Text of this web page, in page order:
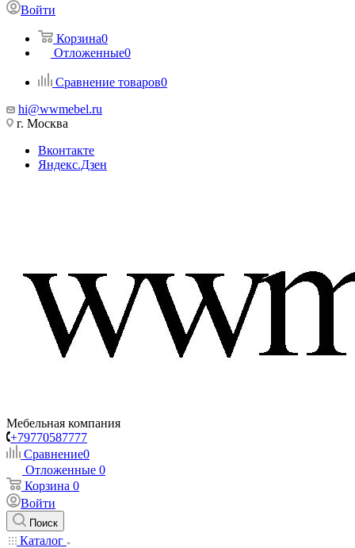
Войти
Корзина0
Отложенные0
Сравнение товаров0
hi@wwmebel.ru
г. Москва
Вконтакте
Яндекс.Дзен
Мебельная компания
+79770587777
Сравнение0
Отложенные 0
Корзина 0
Войти
Поиск
Каталог